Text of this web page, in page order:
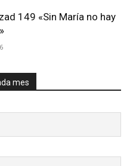
149 «Sin María no hay
mes